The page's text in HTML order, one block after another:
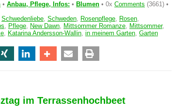
• Anbau, Pflege, Infos: • Blumen • 0x Comments (3661) •
Schwedenliebe, Schweden, Rosenpflege, Rosen,
, Pflege, New Dawn, Mittsommer Romanze, Mittsommer,
, Katarina Andersson-Wallin, in meinem Garten, Garten
im Terrassenhochbeet